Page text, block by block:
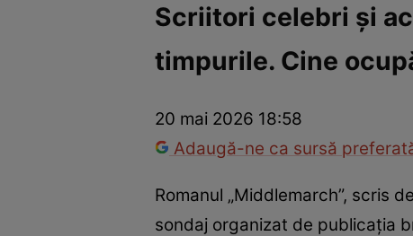
InternaționalFapt divers
Scriitori celebri și
timpurile. Cine
20 mai 2026 18:58
Adaugă-ne ca sursă
Romanul „Middlemarch”, scris
sondaj organizat de publicația